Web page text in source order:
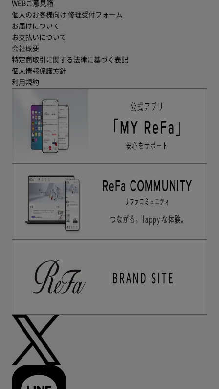
WEBご意見箱
個人のお客様向け 修理受付フォーム
お届けについて
お支払いについて
会社概要
特定商取引に関する法律に基づく表記
個人情報保護方針
利用規約